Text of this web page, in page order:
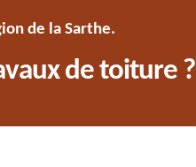
de la Sarthe.
de toiture ?